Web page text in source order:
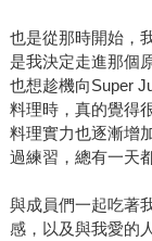
也是從那時開始，
是我決定走進那個
也想趁機向Super
料理時，真的覺得
料理實力也逐漸增
過練習，總有一天
與成員們一起吃著
感，以及與我愛的